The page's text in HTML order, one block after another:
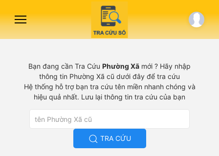
Bạn đang cần Tra Cứu Phường Xã mới ? Hãy nhập
thông tin Phường Xã cũ dưới đây để tra cứu
Hệ thống hỗ trợ bạn tra cứu tên miền nhanh chóng và
hiệu quả nhất. Lưu lại thông tin tra cứu của bạn
TRA CỨU